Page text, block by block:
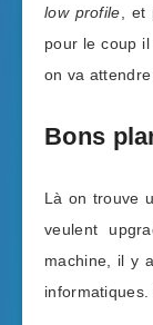
low profile ,
pour le coup
on va attendre
Bons
Là on trouve
veulent
machine, il y
informatiques.